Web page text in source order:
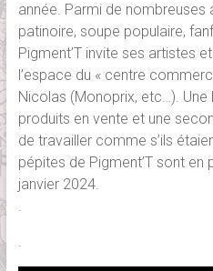
année. Parmi de nombreuses
patinoire, soupe populaire,
Pigment’T invite ses artistes
l’espace du « centre
Nicolas (Monoprix, etc…).
produits en vente et une
de travailler comme s’ils
pépites de Pigment’T sont
janvier 2024.
.
.